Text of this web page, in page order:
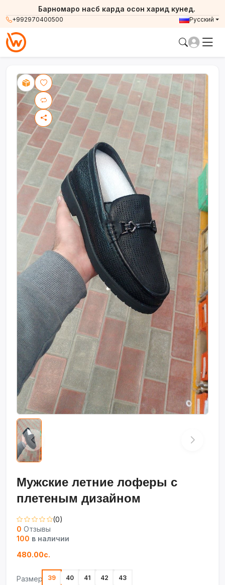
+992970400500
Барномаро насб карда осон харид кунед.
Русский
Мужские летние лоферы с
плетеным дизайном
(0)
0 Отзывы
100 в наличии
480.00с.
Размер 39 40 41 42 43